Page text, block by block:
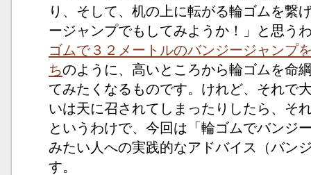
り、そして、机の上に転がる輪ゴムを繋
ージャンプでもしてみようか！」と思う
ゴムで３２メートルのバンジージャンプ
ちのように、高いところから輪ゴムを命
てみたくなるものです。けれど、それで
いは天に召されてしまったりしたら、そ
というわけで、今回は「輪ゴムでバンジ
みたい人への実践的なアドバイス（バン
す。